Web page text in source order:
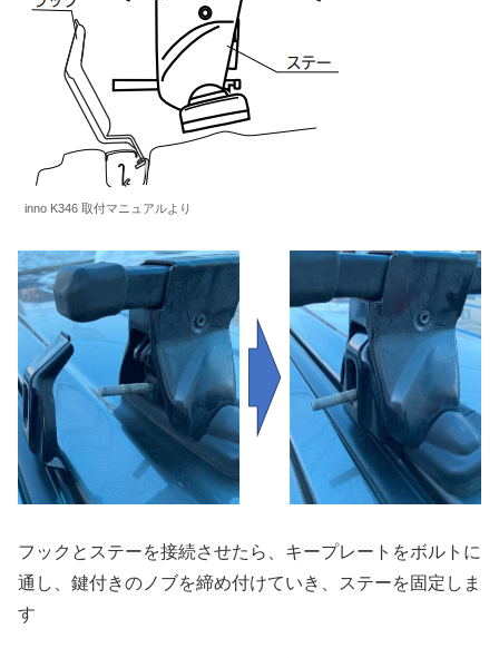
inno K346 取付マニュアルより
フックとステーを接続させたら、キープレートをボルトに
通し、鍵付きのノブを締め付けていき、ステーを固定しま
す